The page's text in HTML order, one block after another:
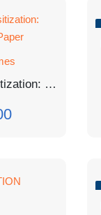
BGDG- 172: Gender Sensitization: Society And Culture Guess Paper